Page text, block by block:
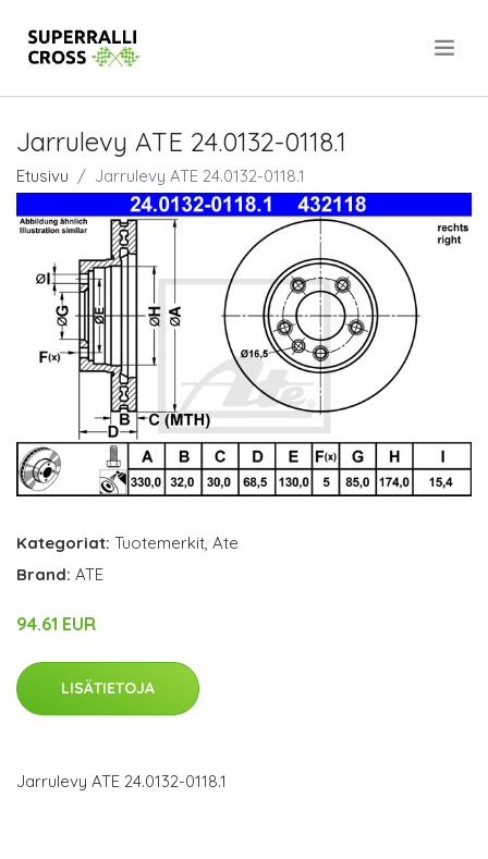
Jarrulevy ATE 24.0132-0118.1
Etusivu Jarrulevy ATE 24.0132-0118.1
Kategoriat: Tuotemerkit Ate
Brand: ATE
94.61 EUR
LISÄTIETOJA
Jarrulevy ATE 24.0132-0118.1